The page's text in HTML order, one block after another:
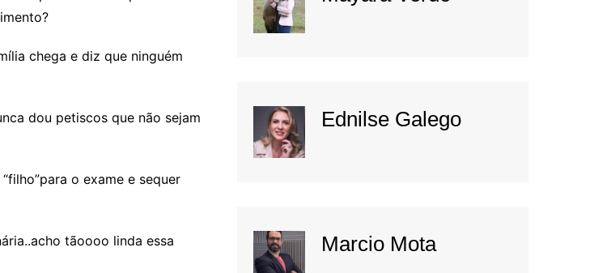
chega e diz que ninguém
dou petiscos que não sejam
o exame e sequer
tãoooo linda essa
Ednilse Galego
Marcio Mota